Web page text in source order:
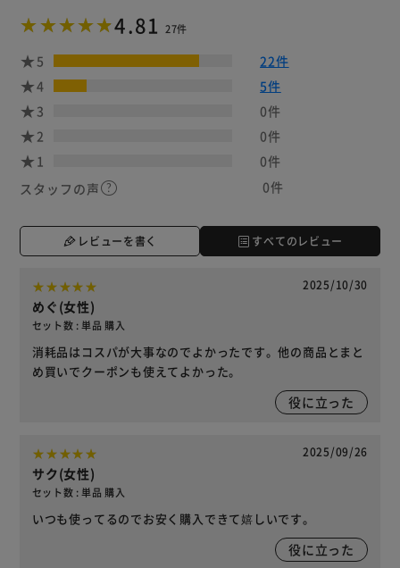
4.81 27件
5
22件
4
5件
3
0件
2
0件
1
0件
スタッフの声
0件
レビューを書く すべてのレビュー
2025/10/30
めぐ(女性)
セット数 : 単品 購入
消耗品はコスパが大事なのでよかったです。他の商品とまと
め買いでクーポンも使えてよかった。
役に立った
2025/09/26
サク(女性)
セット数 : 単品 購入
いつも使ってるのでお安く購入できて嬉しいです。
役に立った